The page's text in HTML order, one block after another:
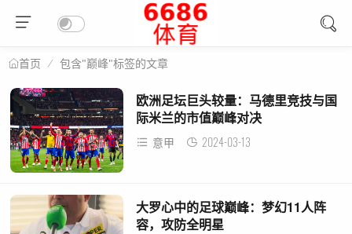
首页 包含"巅峰"标签的文章
欧洲足坛巨头较量：马德里竞技与国
际米兰的市值巅峰对决
意甲 2024-03-13
大罗心中的足球巅峰：梦幻11人阵
容，攻防全明星